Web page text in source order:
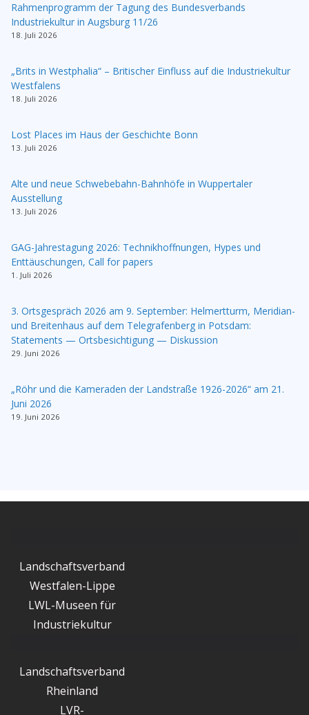
Rahmenprogramm der Tagung des Bundesverbands
Industriekultur in Augsburg 11/26
18. Juli 2026
„Brits in Westphalia“ – Britischer Einfluss auf die Industriekultur
Westfalens
18. Juli 2026
Lost Places im Haus der Geschichte Bonn
13. Juli 2026
Alte und neue Schwebebahn-Bahnhöfe in Wuppertaler
Ausstellung
13. Juli 2026
GAG-Jahrestagung 2026: Technikhoffnungen, Hypes und
Enttäuschungen, Call for papers
1. Juli 2026
3. Ortsgespräch 2026 am 9. September: Helmertturm, Meridian-
und Breitenhaus auf dem Telegrafenberg in Potsdam:
Statements — Ortsbesichtigung — Diskussion
29. Juni 2026
„Röhr und die Kameraden der Landstraße 1926-2026“ am 21.
Juni 2026
19. Juni 2026
Landschaftsverband
Westfalen-Lippe
LWL-Museen für
Industriekultur
Landschaftsverband
Rheinland
LVR-